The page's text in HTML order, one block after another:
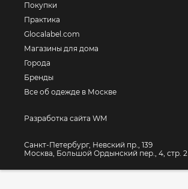
Покупки
Практика
Glocalabel.com
Магазины для дома
Города
Бренды
Все об одежде в Москве
Разработка сайта WM
Санкт-Петербург, Невский пр., 139
Москва, Большой Ордынский пер., 4, стр. 2